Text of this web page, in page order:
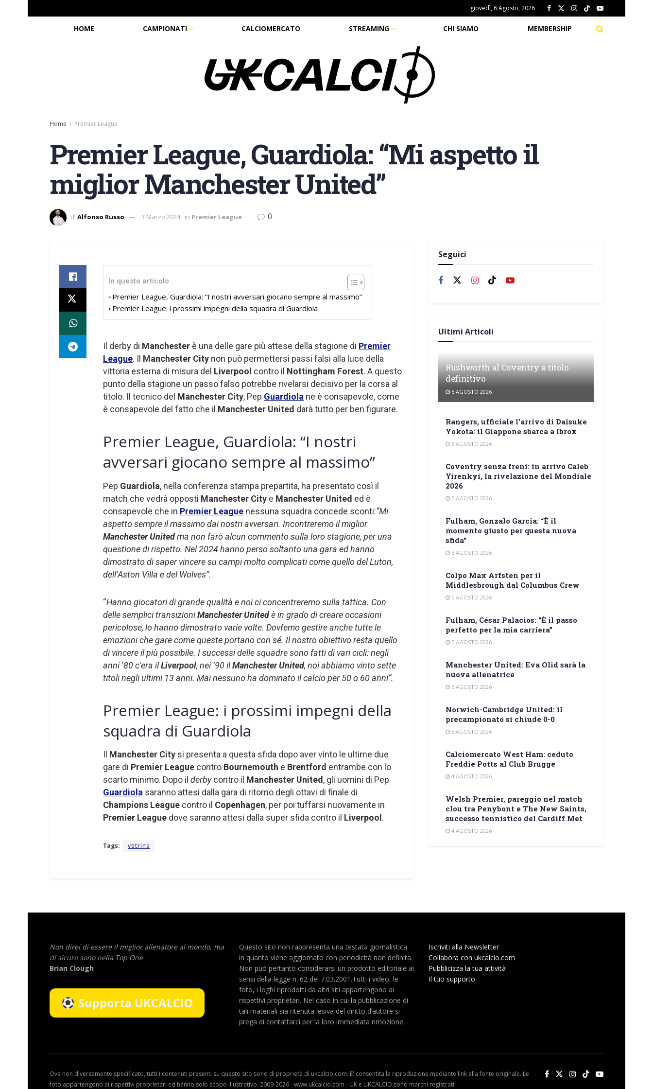
giovedì, 6 Agosto, 2026
HOME CAMPIONATI CALCIOMERCATO STREAMING CHI SIAMO MEMBERSHIP
Home Premier League
Premier League, Guardiola: “Mi aspetto il
miglior Manchester United”
di Alfonso Russo 3 Marzo 2024 in Premier League 0
In questo articolo
Premier League, Guardiola: “I nostri avversari giocano sempre al massimo”
Premier League: i prossimi impegni della squadra di Guardiola
Il derby di Manchester è una delle gare più attese della stagione di Premier
League. Il Manchester City non può permettersi passi falsi alla luce della
vittoria esterna di misura del Liverpool contro il Nottingham Forest. A questo
punto della stagione un passo falso potrebbe rivelarsi decisivo per la corsa al
titolo. Il tecnico del Manchester City, Pep Guardiola ne è consapevole, come
è consapevole del fatto che il Manchester United darà tutto per ben figurare.
Premier League, Guardiola: “I nostri
avversari giocano sempre al massimo”
Pep Guardiola, nella conferenza stampa prepartita, ha presentato così il
match che vedrà opposti Manchester City e Manchester United ed è
consapevole che in Premier League nessuna squadra concede sconti:“Mi
aspetto sempre il massimo dai nostri avversari. Incontreremo il miglior
Manchester Unitedma non farò alcun commento sulla loro stagione, per una
questione di rispetto. Nel 2024 hanno perso soltanto una gara ed hanno
dimostrato di saper vincere su campi molto complicati come quello del Luton,
dell’Aston Villa e del Wolves”.
“Hanno giocatori di grande qualità e noi ci concentreremo sulla tattica. Con
delle semplici transizioniManchester Unitedè in grado di creare occasioni
pericolose, lo hanno dimostrato varie volte. Dovfemo gestire anche tutte le
emozioni che gare come queste portano con sé. Il nostro obiettivo resta quello
di vincere il più possibile. I successi delle squadre sono fatti di vari cicli: negli
anni ’80 c’era ilLiverpool, nei ’90 ilManchester United, noi abbiamo vinto sette
titoli negli ultimi 13 anni. Mai nessuno ha dominato il calcio per 50 o 60 anni”.
Premier League: i prossimi impegni della
squadra di Guardiola
Il Manchester City si presenta a questa sfida dopo aver vinto le ultime due
gare di Premier League contro Bournemouth e Brentford entrambe con lo
scarto minimo. Dopo il derbycontro il Manchester United , gli uomini di Pep
Guardiola saranno attesi dalla gara di ritorno degli ottavi di finale di
Champions League contro il Copenhagen, per poi tuffarsi nuovamente in
Premier League dove saranno attesi dalla super sfida contro il Liverpool .
Tags: vetrina
Seguici
Ultimi Articoli
Rushworth al Coventry a titolo
definitivo
5 AGOSTO 2026
Rangers, ufficiale l’arrivo di Daisuke
Yokota: il Giappone sbarca a Ibrox
5 AGOSTO 2026
Coventry senza freni: in arrivo Caleb
Yirenkyi, la rivelazione del Mondiale
2026
5 AGOSTO 2026
Fulham, Gonzalo Garcia: “È il
momento giusto per questa nuova
sfida”
5 AGOSTO 2026
Colpo Max Arfsten per il
Middlesbrough dal Columbus Crew
5 AGOSTO 2026
Fulham, César Palacios: “È il passo
perfetto per la mia carriera”
5 AGOSTO 2026
Manchester United: Eva Olid sarà la
nuova allenatrice
5 AGOSTO 2026
Norwich-Cambridge United: il
precampionato si chiude 0-0
5 AGOSTO 2026
Calciomercato West Ham: ceduto
Freddie Potts al Club Brugge
4 AGOSTO 2026
Welsh Premier, pareggio nel match
clou tra Penybont e The New Saints,
successo tennistico del Cardiff Met
4 AGOSTO 2026
Non direi di essere il miglior allenatore al mondo, ma
di sicuro sono nella Top One
Brian Clough
Supporta UKCALCIO
Questo sito non rappresenta una testata giornalistica
in quanto viene aggiornato con periodicità non definita.
Non può pertanto considerarsi un prodotto editoriale ai
sensi della legge n. 62 del 7.03.2001.Tutti i video, le
foto, i loghi riprodotti da altri siti appartengono ai
rispettivi proprietari. Nel caso in cui la pubblicazione di
tali materiali sia ritenuta lesiva del diritto d’autore si
prega di contattarci per la loro immediata rimozione.
Iscriviti alla Newsletter
Collabora con ukcalcio.com
Pubblicizza la tua attività
Il tuo supporto
Ove non diversamente specificato, tutti i contenuti presenti su questo sito sono di proprietà di ukcalcio.com. E' consentita la riproduzione mediante link alla fonte originale. Le
foto appartengono ai rispettivi proprietari ed hanno solo scopo illustrativo. 2009-2026 - www.ukcalcio.com - UK e UKCALCIO sono marchi registrati